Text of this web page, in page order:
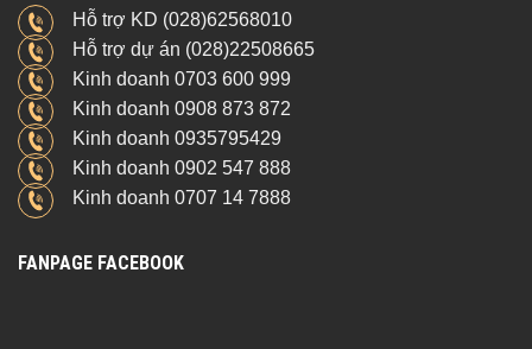
Hỗ trợ KD (028)62568010
Hỗ trợ dự án (028)22508665
Kinh doanh 0703 600 999
Kinh doanh 0908 873 872
Kinh doanh 0935795429
Kinh doanh 0902 547 888
Kinh doanh 0707 14 7888
FANPAGE FACEBOOK